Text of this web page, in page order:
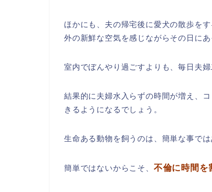
ほかにも、夫の帰宅後に愛犬の散歩を
外の新鮮な空気を感じながらその日に
室内でぼんやり過ごすよりも、毎日夫
結果的に夫婦水入らずの時間が増え、
きるようになるでしょう。
生命ある動物を飼うのは、簡単な事では
簡単ではないからこそ、 不倫に時間を